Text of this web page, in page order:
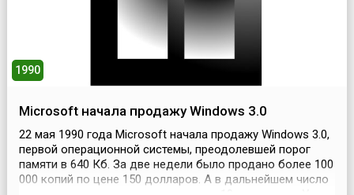
1990
Microsoft начала продажу Windows 3.0
22 мая 1990 года Microsoft начала продажу Windows 3.0,
первой операционной системы, преодолевшей порог
памяти в 640 Кб. За две недели было продано более 100
000 копий по цене 150 долларов. А в дальнейшем число